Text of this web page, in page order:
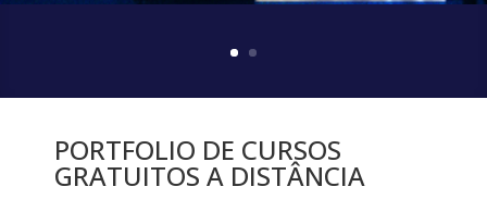
PORTFOLIO DE CURSOS
GRATUITOS A DISTÂNCIA